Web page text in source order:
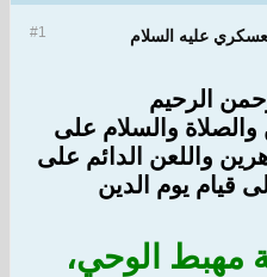
#1 عليه السلام
الرحيم
والصلاة والسلام على
واللعن الدائم على
قيام يوم الدين
مهبط الوحي،